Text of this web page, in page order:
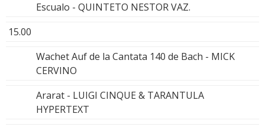
Escualo - QUINTETO NESTOR VAZ.
15.00
Wachet Auf de la Cantata 140 de Bach - MICK
CERVINO
Ararat - LUIGI CINQUE & TARANTULA
HYPERTEXT